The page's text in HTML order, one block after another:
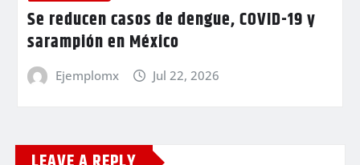
Se reducen casos de dengue, COVID-19 y
sarampión en México
Ejemplomx Jul 22, 2026